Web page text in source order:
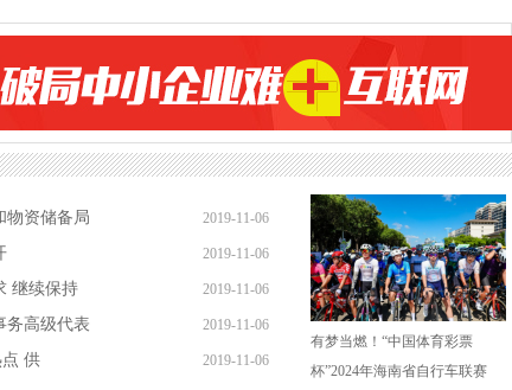
物资储备局 2019-11-06
2019-11-06
继续保持 2019-11-06
务高级代表 2019-11-06
点 供 2019-11-06
有梦当燃！“中国体育彩票
杯”2024年海南省自行车联赛